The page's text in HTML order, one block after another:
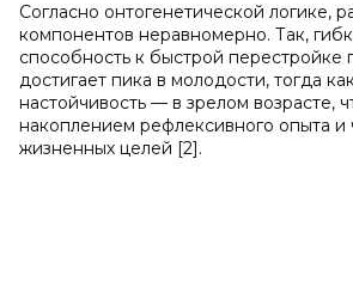
Согласно онтогенетической логике,
компонентов неравномерно. Так,
способность к быстрой перестройке
достигает пика в молодости, тогда
настойчивость — в зрелом возрасте,
накоплением рефлексивного опыта и
жизненных целей [2].